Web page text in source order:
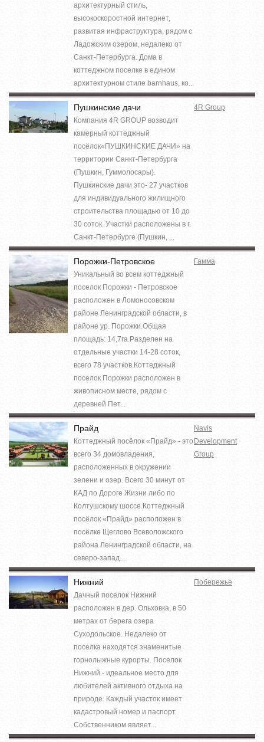
архитектурный стиль,
высокоскоростной интернет,
развитая инфраструктура, рядом с
Ладожским озером, недалеко от
Санкт-Петербурга. Дома в
коттеджном поселке в едином
архитектурном стиле barnhaus, ко...
Пушкинские дачи
Компания 4R GROUP возводит
камерный коттеджный
посёлок«ПУШКИНСКИЕ ДАЧИ» на
территории Санкт-Петербурга
(Пушкин, Гуммолосары).
Пушкинские дачи это- 27 участков
для индивидуального жилищного
строительства площадью от 10 до
30 соток. Участки расположены в г.
Санкт-Петербурге (Пушкин, ...
4R Group
Порожки-Петровское
Уникальный во всем коттеджный
поселок Порожки - Петровское
расположен в Ломоносовском
районе Ленинградской области, в
районе ур. Порожки.Общая
площадь: 14,7га.Разделен на
отдельные участки 14-28 соток,
всего 78 участков.Коттеджный
поселок Порожки расположен в
живописном месте, рядом с
деревней Пет...
Гамма
Прайд
Коттеджный посёлок «Прайд» - это
всего 34 домовладения,
расположенных в окружении
зелени и озер. Всего 30 минут от
КАД по Дороге Жизни либо по
Колтушскому шоссе.Коттеджный
посёлок «Прайд» расположен в
посёлке Щеглово Всеволожского
района Ленинградской области, на
северо-запад...
Navis
Development
Group
Нижний
Дачный поселок Нижний
расположен в дер. Ольховка, в 50
метрах от берега озера
Суходольское. Недалеко от
поселка находятся знаменитые
горнолыжные курорты. Поселок
Нижний - идеальное место для
любителей активного отдыха на
природе. Каждый участок имеет
кадастровый номер и паспорт.
Собственником являет...
Побережье